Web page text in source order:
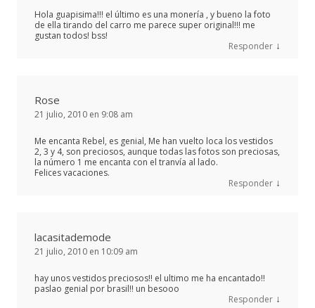
Hola guapisima!!! el último es una monería , y bueno la foto
de ella tirando del carro me parece super original!!! me
gustan todos! bss!
Responder ↓
Rose
21 julio, 2010 en 9:08 am
Me encanta Rebel, es genial, Me han vuelto loca los vestidos
2, 3 y 4, son preciosos, aunque todas las fotos son preciosas,
la número 1 me encanta con el tranvía al lado.
Felices vacaciones.
Responder ↓
lacasitademode
21 julio, 2010 en 10:09 am
hay unos vestidos preciosos!! el ultimo me ha encantado!!
paslao genial por brasil!! un besooo
Responder ↓